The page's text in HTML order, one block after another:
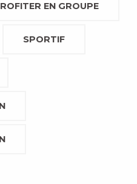
EN GROUPE
SPORTIF